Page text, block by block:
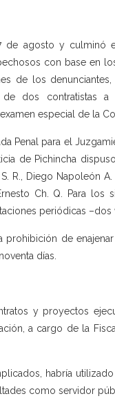
agosto y culminó
con base en
de los
de dos contratistas
especial de la
Penal para el
de Pichincha
R., Diego Napoleón A.
Ch. Q. Para los
periódicas –dos
de
días.
y proyectos
a cargo de la
habría
como servidor